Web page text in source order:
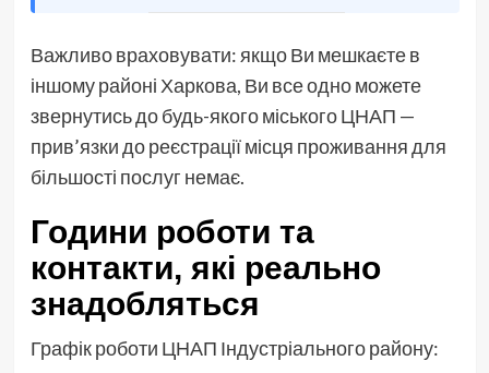
Важливо враховувати: якщо Ви мешкаєте в
іншому районі Харкова, Ви все одно можете
звернутись до будь-якого міського ЦНАП —
прив’язки до реєстрації місця проживання для
більшості послуг немає.
Години роботи та
контакти, які реально
знадобляться
Графік роботи ЦНАП Індустріального району: